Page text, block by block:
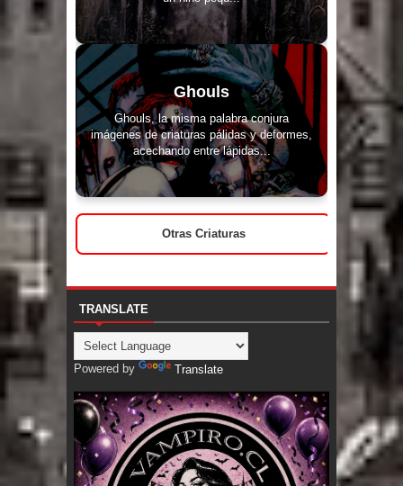
Ghouls
Ghouls, la misma palabra conjura
imágenes de criaturas pálidas y deformes,
acechando entre lápidas...
Otras Criaturas
TRANSLATE
Powered by Translate